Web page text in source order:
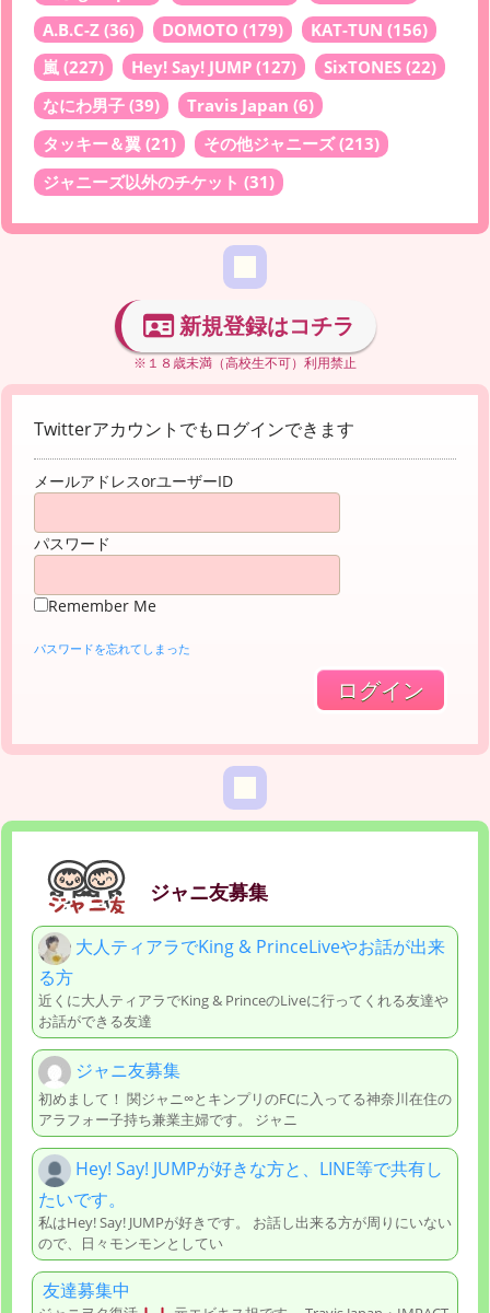
A.B.C-Z (36) DOMOTO (179) KAT-TUN (156)
嵐 (227) Hey! Say! JUMP (127) SixTONES (22)
なにわ男子 (39) Travis Japan (6)
タッキー＆翼 (21) その他ジャニーズ(213)
ジャニーズ以外のチケット (31)
新規登録はコチラ
※１８歳未満（高校生不可）利用禁止
Twitterアカウントでもログインできます
メールアドレスorユーザーID
パスワード
Remember Me
パスワードを忘れてしまった
ジャニ友募集
大人ティアラでKing & PrinceLiveやお話が出来
る方
近くに大人ティアラでKing & PrinceのLiveに行ってくれる友達や
お話ができる友達
ジャニ友募集
初めまして！ 関ジャニ∞とキンプリのFCに入ってる神奈川在住の
アラフォー子持ち兼業主婦です。 ジャニ
Hey! Say! JUMPが好きな方と、LINE等で共有し
たいです。
私はHey! Say! JUMPが好きです。 お話し出来る方が周りにいない
ので、日々モンモンとしてい
友達募集中